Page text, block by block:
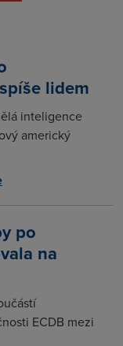
lidem
inteligence
americký
po
na
ECDB mezi